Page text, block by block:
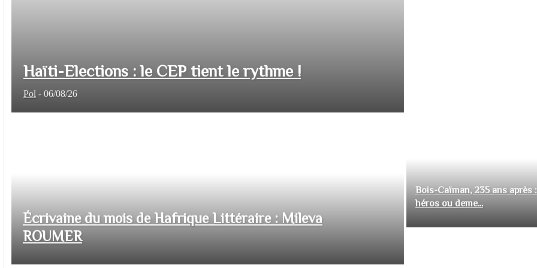
Haïti-Elections : le CEP tient le rythme !
Pol - 06/08/26
Écrivaine du mois de Hafrique Littéraire : Mileva
ROUMER
Bois-Caïman, 235 ans après
héros ou deme...